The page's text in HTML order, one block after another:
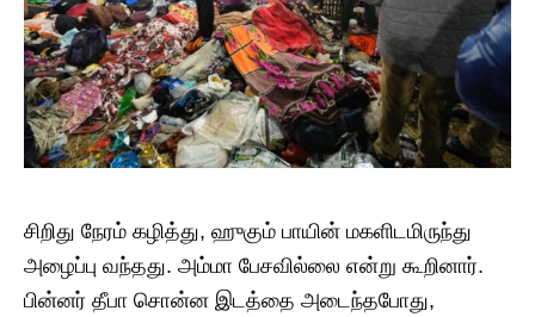
சிறிது நேரம் கழித்து, ஹுகும் பாயின் மகளிடமிருந்து
அழைப்பு வந்தது. அம்மா பேசவில்லை என்று கூறினார்.
பின்னர் தீபா சொன்ன இடத்தை அடைந்தபோது, ​​